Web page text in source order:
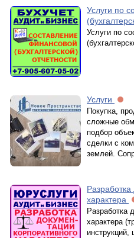
Услуги по
Услуги по
Услуги
Покупка,
сложные
подбор
сделки с
землей.
характера
Разработка
характера
инструкций,